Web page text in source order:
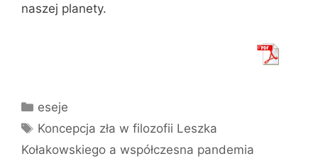
naszej planety.
Kategorie
eseje
Tagi
Koncepcja zła w filozofii Leszka
Kołakowskiego a współczesna pandemia